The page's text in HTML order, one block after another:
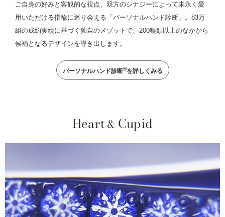
ご自身の好みと客観的な視点、双方のシナジーによって末永く愛
用いただける指輪に巡り会える「パーソナルハンド診断」。83万
組の成約実績に基づく独自のメゾットで、200種類以上のなかから
候補となるデザインを導き出します。
パーソナルハンド診断®を詳しくみる
Heart& Cupid